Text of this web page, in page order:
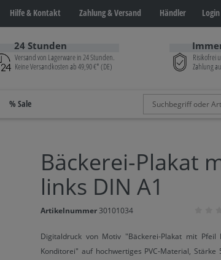
Hilfe & Kontakt Zahlung & Versand Händler Login
24 Stunden
Versand von Lagerware in 24 Stunden.
Keine Versandkosten ab 49,90 €* (DE)
Risikofrei
Zahlung
% Sale
Bäckerei-Plakat
links DIN A1
Artikelnummer30101034
Digitaldruck von Motiv "Bäckerei-Plakat mit
Konditorei" auf hochwertiges PVC-Material,